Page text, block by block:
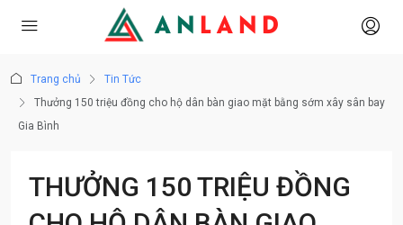
Trang chủ
Tin Tức
Thưởng 150 triệu đồng cho hộ dân bàn giao mặt bằng sớm xây sân bay
Gia Bình
THƯỞNG 150 TRIỆU ĐỒNG